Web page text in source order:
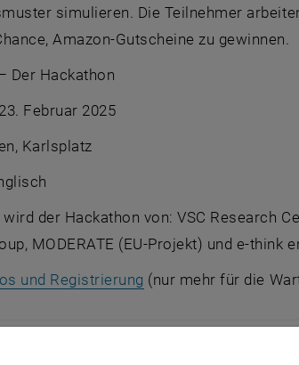
simulieren. Die Teilnehmer
Amazon-Gutscheine zu gewinnen.
Der Hackathon
Februar 2025
Karlsplatz
der Hackathon von: VSC Research
MODERATE (EU-Projekt) und e-think
und Registrierung , öffnet eine externe
(nur mehr für die